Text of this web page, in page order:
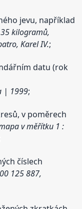
jevu, například
kilogramů,
Karel IV.;
datu (rok
| 1999;
v poměrech
v měřítku 1 :
číslech
125 887,